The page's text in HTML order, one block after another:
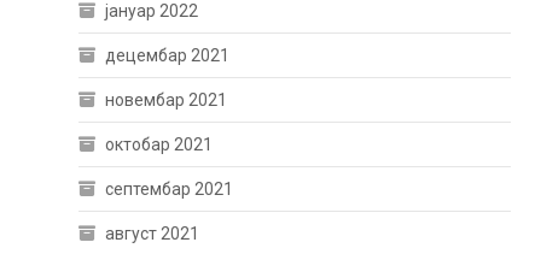
јануар 2022
децембар 2021
новембар 2021
октобар 2021
септембар 2021
август 2021